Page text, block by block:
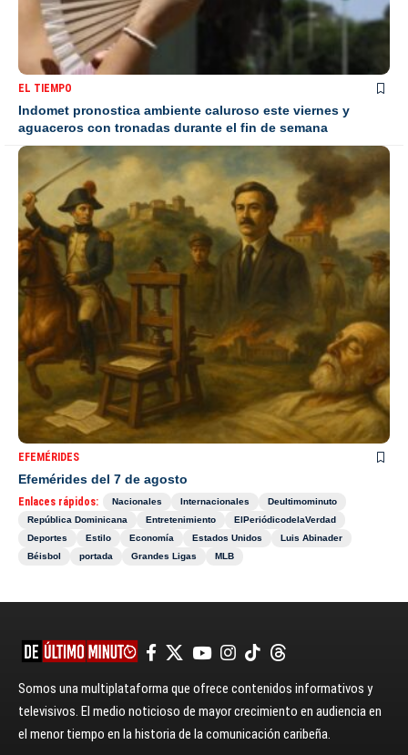
EL TIEMPO
Indomet pronostica ambiente caluroso este viernes y
aguaceros con tronadas durante el fin de semana
EFEMÉRIDES
Efemérides del 7 de agosto
Enlaces rápidos: Nacionales Internacionales
Deultimominuto
República Dominicana
Entretenimiento
ElPeriódicodelaVerdad
Deportes
Estilo Economía Estados Unidos
Luis Abinader
Béisbol
portada Grandes Ligas MLB
Somos una multiplataforma que ofrece contenidos informativos y
televisivos. El medio noticioso de mayor crecimiento en audiencia en
el menor tiempo en la historia de la comunicación caribeña.